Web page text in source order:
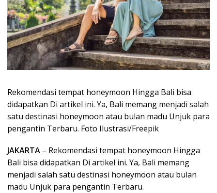
Rekomendasi tempat honeymoon Hingga Bali bisa
didapatkan Di artikel ini. Ya, Bali memang menjadi salah
satu destinasi honeymoon atau bulan madu Unjuk para
pengantin Terbaru. Foto Ilustrasi/Freepik
JAKARTA – Rekomendasi tempat honeymoon Hingga
Bali bisa didapatkan Di artikel ini. Ya, Bali memang
menjadi salah satu destinasi honeymoon atau bulan
madu Unjuk para pengantin Terbaru.